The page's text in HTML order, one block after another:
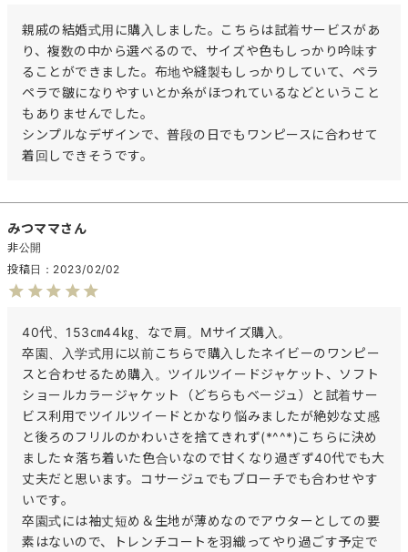
親戚の結婚式用に購入しました。こちらは試着サービスがあ
り、複数の中から選べるので、サイズや色もしっかり吟味す
ることができました。布地や縫製もしっかりしていて、ペラ
ペラで皺になりやすいとか糸がほつれているなどということ
もありませんでした。
シンプルなデザインで、普段の日でもワンピースに合わせて
着回しできそうです。
みつママ
非公開
投稿日
2023/02/02
40代、153㎝44㎏、なで肩。Mサイズ購入。
卒園、入学式用に以前こちらで購入したネイビーのワンピー
スと合わせるため購入。ツイルツイードジャケット、ソフト
ショールカラージャケット（どちらもベージュ）と試着サー
ビス利用でツイルツイードとかなり悩みましたが絶妙な丈感
と後ろのフリルのかわいさを捨てきれず(*^^*)こちらに決め
ました☆落ち着いた色合いなので甘くなり過ぎず40代でも大
丈夫だと思います。コサージュでもブローチでも合わせやす
いです。
卒園式には袖丈短め＆生地が薄めなのでアウターとしての要
素はないので、トレンチコートを羽織ってやり過ごす予定で